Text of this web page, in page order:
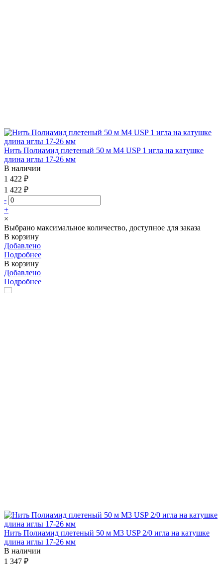
Нить Полиамид плетеный 50 м М4 USP 1 игла на катушке
длина иглы 17-26 мм
В наличии
1 422 ₽
1 422 ₽
-
+
×
Выбрано максимальное количество, доступное для заказа
В корзину
Добавлено
Подробнее
В корзину
Добавлено
Подробнее
Нить Полиамид плетеный 50 м М3 USP 2/0 игла на катушке
длина иглы 17-26 мм
В наличии
1 347 ₽